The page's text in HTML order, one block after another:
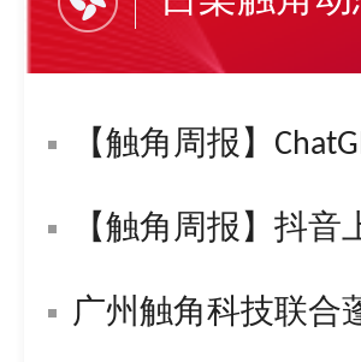
【触角周报】
【触角周报】抖音上线“超市”功能！
广州触角科技联合